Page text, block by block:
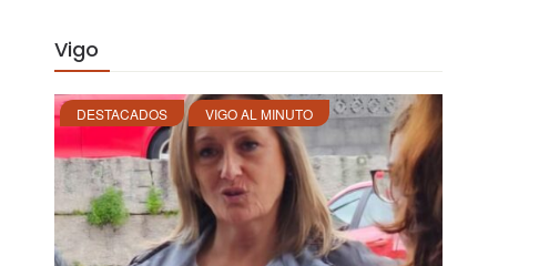
Vigo
DESTACADOS VIGO AL MINUTO